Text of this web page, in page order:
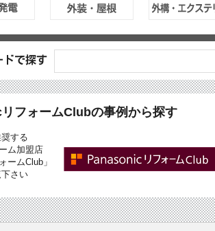
フォームClubの事例から探す
する
ム加盟店
ームClub」
さい